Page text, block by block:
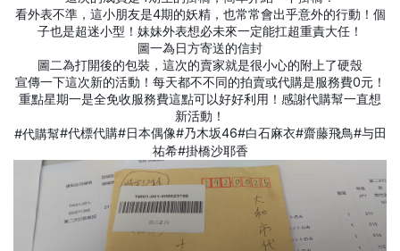
看外表不準，這小朋友是4期的妖精，也常常會出乎意外的行動！個
子也是超迷小型！妹妹外表想必未來一定能扛超重責大任！
圖一為日方寄送的信封
圖二為打開後的包裝，這次的賣家就是很小心的附上了硬殼
宣傳一下這次新的活動！每天都不不同的拍賣或代購是服務費0元！
重點星期一是全免收服務費這點可以好好利用！感謝代購幫一直想
新活動！
#代購幫#代標代購#日本偶像#乃木坂46#白石麻衣#齋藤飛鳥#与田
祐希#掛橋沙耶香